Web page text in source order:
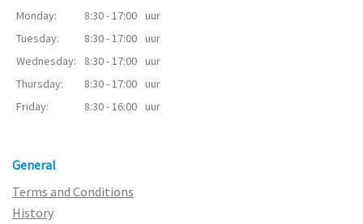
Monday: 8:30 - 17:00 uur
Tuesday:
8:30 - 17:00 uur
Wednesday:
8:30 - 17:00 uur
Thursday:
8:30 - 17:00 uur
Friday:
8:30 - 16:00 uur
General
Terms and Conditions
History